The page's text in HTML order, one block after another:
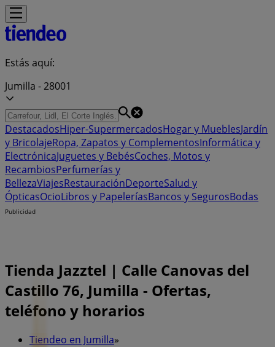
Estás aquí:
Jumilla - 28001
DestacadosHiper-SupermercadosHogar y MueblesJardín
y BricolajeRopa, Zapatos y ComplementosInformática y
ElectrónicaJuguetes y BebésCoches, Motos y
RecambiosPerfumerías y
BellezaViajesRestauraciónDeporteSalud y
ÓpticasOcioLibros y PapeleríasBancos y SegurosBodas
Publicidad
Tienda Jazztel | Calle Canovas del
Castillo 76, Jumilla - Ofertas,
teléfono y horarios
Tiendeo en Jumilla»